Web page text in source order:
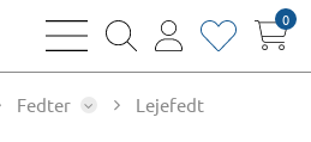
bars
magnifying
user
heart0
Fedter Lejefedt